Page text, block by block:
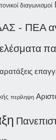
διαγωνισμοί
- ΠΕΑ
περίληψη